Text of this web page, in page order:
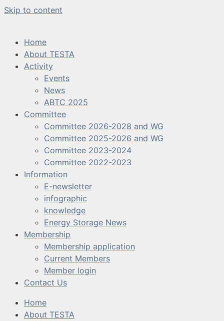
Skip to content
Home
About TESTA
Activity
Events
News
ABTC 2025
Committee
Committee 2026-2028 and WG
Committee 2025-2026 and WG
Committee 2023-2024
Committee 2022-2023
Information
E-newsletter
infographic
knowledge
Energy Storage News
Membership
Membership application
Current Members
Member login
Contact Us
Home
About TESTA